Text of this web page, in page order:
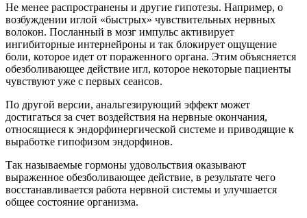
Не менее распространены и другие гипотезы. Например, о
возбуждении иглой «быстрых» чувствительных нервных
волокон. Посланный в мозг импульс активирует
ингибиторные интернейроны и так блокирует ощущение
боли, которое идет от пораженного органа. Этим объясняется
обезболивающее действие игл, которое некоторые пациенты
чувствуют уже с первых сеансов.
По другой версии, анальгезирующий эффект может
достигаться за счет воздействия на нервные окончания,
относящиеся к эндорфинергической системе и приводящие к
выработке гипофизом эндорфинов.
Так называемые гормоны удовольствия оказывают
выраженное обезболивающее действие, в результате чего
восстанавливается работа нервной системы и улучшается
общее состояние организма.